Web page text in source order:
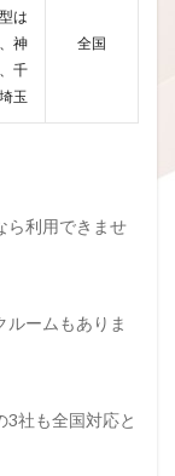
は
神
千
玉
全国
ら利用できませ
ームもありま
3社も全国対応と